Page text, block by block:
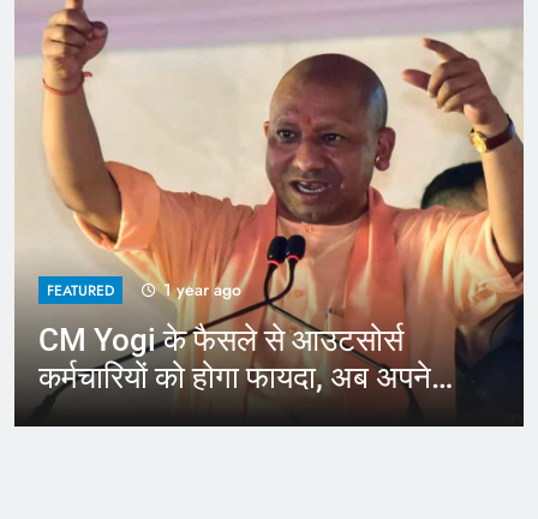
FEATURED 1 year ago
CM Yogi के फैसले से आउटसोर्स
कर्मचारियों को होगा फायदा, अब अपने
जिले में कर सकेंगे काम